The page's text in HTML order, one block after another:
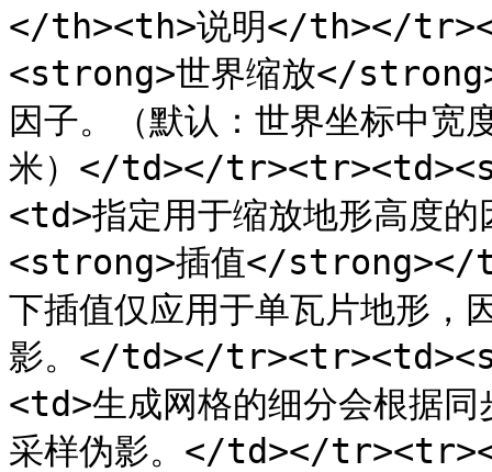
</th><th>说明</th></
<strong>世界缩放</
因子。（默认：世界坐标中
米）</td></
<td>指定用于缩放地形高
<strong>插值</strong></
下插值仅应用于单瓦片地形，
影。</td></
<td>生成网格的细分会根据同
采样伪影。</td></